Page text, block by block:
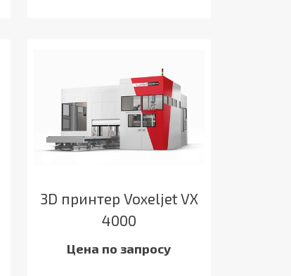
3D принтер Voxeljet VX
4000
Цена по запросу